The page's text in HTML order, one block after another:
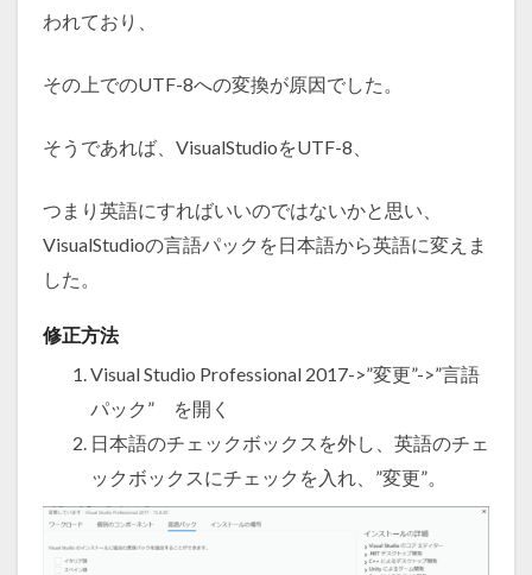
われており、
その上でのUTF-8への変換が原因でした。
そうであれば、VisualStudioをUTF-8、
つまり英語にすればいいのではないかと思い、
VisualStudioの言語パックを日本語から英語に変えま
した。
修正方法
Visual Studio Professional 2017->”変更”->”言語
パック” を開く
日本語のチェックボックスを外し、英語のチェ
ックボックスにチェックを入れ、”変更”。